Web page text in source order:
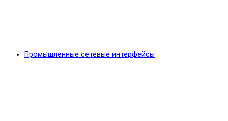
Промышленные сетевые интерфейсы